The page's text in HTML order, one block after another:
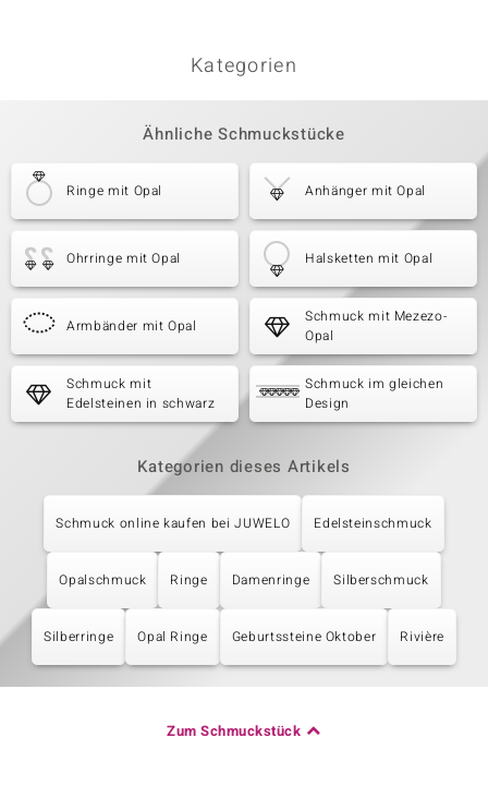
Kategorien
Ähnliche Schmuckstücke
Ringe mit Opal Anhänger mit Opal
Ohrringe mit Opal Halsketten mit Opal
Armbänder mit Opal
Schmuck mit Mezezo-
Opal
Schmuck mit
Edelsteinen in schwarz
Schmuck im gleichen
Design
Kategorien dieses Artikels
Schmuck online kaufen bei JUWELO Edelsteinschmuck
Opalschmuck Ringe Damenringe Silberschmuck
Silberringe Opal Ringe Geburtssteine Oktober Rivière
Zum Schmuckstück